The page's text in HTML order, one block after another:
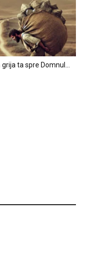
ta spre Domnul…